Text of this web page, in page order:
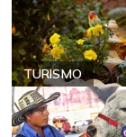
TURISMO